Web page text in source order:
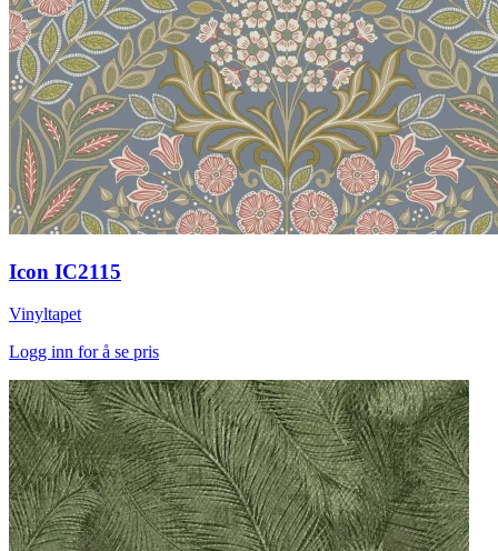
Icon IC2115
Vinyltapet
Logg inn for å se pris